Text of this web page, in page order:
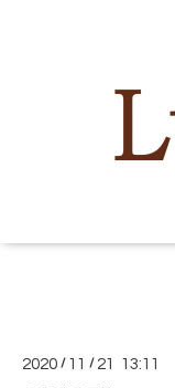
2020 / 11 / 21 13:11